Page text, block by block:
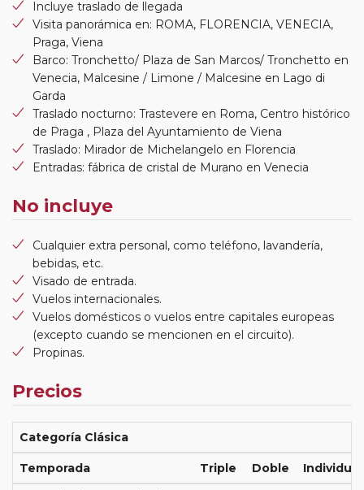
Incluye traslado de llegada
Visita panorámica en: ROMA, FLORENCIA, VENECIA,
Praga, Viena
Barco: Tronchetto/ Plaza de San Marcos/ Tronchetto en
Venecia, Malcesine / Limone / Malcesine en Lago di
Garda
Traslado nocturno: Trastevere en Roma, Centro histórico
de Praga , Plaza del Ayuntamiento de Viena
Traslado: Mirador de Michelangelo en Florencia
Entradas: fábrica de cristal de Murano en Venecia
No incluye
Cualquier extra personal, como teléfono, lavandería,
bebidas, etc.
Visado de entrada.
Vuelos internacionales.
Vuelos domésticos o vuelos entre capitales europeas
(excepto cuando se mencionen en el circuito).
Propinas.
Precios
Categoría Clásica
Temporada Triple Doble Individual